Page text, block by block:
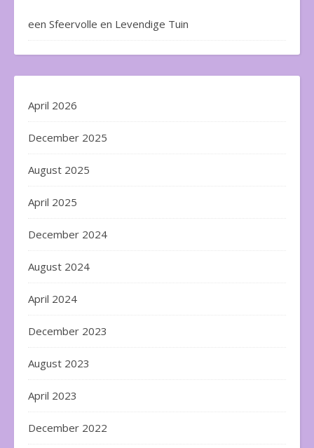
een Sfeervolle en Levendige Tuin
April 2026
December 2025
August 2025
April 2025
December 2024
August 2024
April 2024
December 2023
August 2023
April 2023
December 2022